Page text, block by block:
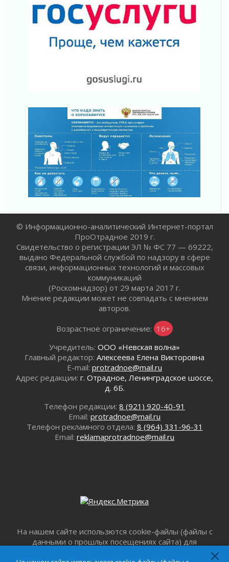
01 августа 2026
Болезнь девственниц и вампиров
Безмолвный крик о помощи
Не женское это дело...уверены?
Все силы в кулак
01 августа 2026
Айда на пляж!
01 августа 2026
Один в поле — не воин
Пик топливного кризиса в регионе прошёл
31 июля 2026
О мужестве, долге и стойкости
31 июля 2026
Ленинградцы — бойцам «Барс-Ленинградец»
31 июля 2026
Маршрутами будущего — к заветной цели
31 июля 2026
«Корвет» на страже
31 июля 2026
С рабочим визитом
В Шлиссельбурге прошла акция «Белый
31 июля 2026
Новые возможности для творчества
31 июля 2026
Генеральная репетиция векового юбилея
Открытое сердце и стремление делать добро
31 июля 2026
© Информационно-аналитический Интернет-портал
ПроОтрадное 2019 г.
Свидетельство о регистрации ЭЛ № ФС 77 — 69222,
выдано Федеральной службой по надзору в сфере
связи, информационных технологий и массовых
коммуникаций
(Роскомнадзор) от 29 марта 2017 г.
Мнение редакции может не совпадать с мнением
авторов.
Возрастное ограничение: 16+
Учредитель: ООО «Невская волна»
Главный редактор: Алексеева Елена Викторовна
E-mail: protradnoe@mail.ru
Адрес редакции: г. Отрадное, Ленинградское шоссе,
д. 6Б.
Телефон редакции: 8 (921) 920-40-91
Email: protradnoe@mail.ru
Телефон рекламного отдела: 8 (964) 331-96-31
Email: reklamaprotradnoe@mail.ru
На нашем сайте использются cookie-файлы (файлы с
данными о прошлых посещениях сайта) для